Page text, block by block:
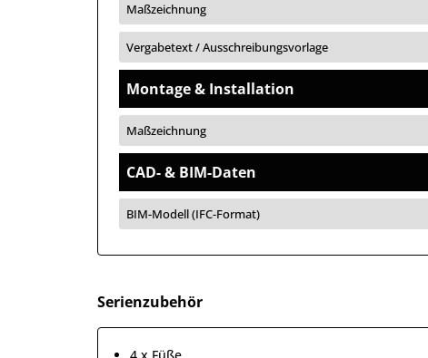
Maßzeichnung
Vergabetext / Ausschreibungsvorlage
Montage & Installation
Maßzeichnung
CAD- & BIM-Daten
BIM-Modell (IFC-Format)
Serienzubehör